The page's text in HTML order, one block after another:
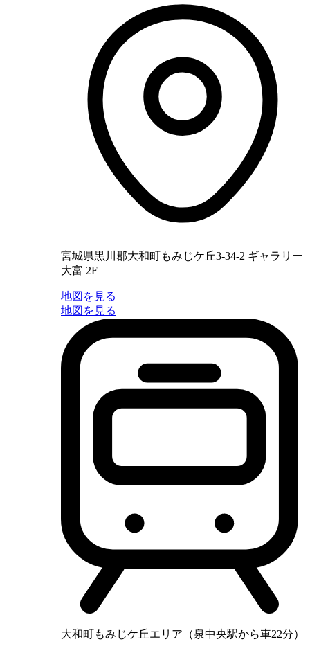
宮城県黒川郡大和町もみじケ丘3-34-2 ギャラリー
大富 2F
地図を見る
地図を見る
大和町もみじケ丘エリア（泉中央駅から車22分）